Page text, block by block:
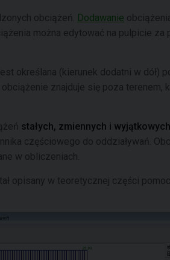
obciążeń. Dodawanie
można edytować na pulpicie za
określana (kierunek dodatni w dół)
znajduje się poza terenem,
stałych, zmiennych i wyjątkowych
częściowego do oddziaływań.
w obliczeniach.
opisany w teoretycznej części